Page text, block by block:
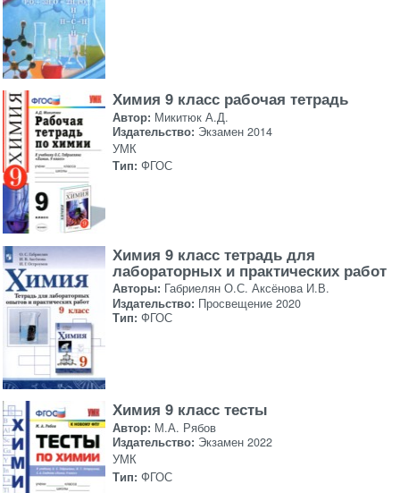
Химия 9 класс рабочая тетрадь
Автор: Микитюк А.Д.
Издательство: Экзамен 2014
УМК
Тип: ФГОС
Химия 9 класс тетрадь для
лабораторных и практических работ
Авторы: Габриелян О.С. Аксёнова И.В.
Издательство: Просвещение 2020
Тип: ФГОС
Химия 9 класс тесты
Автор: М.А. Рябов
Издательство: Экзамен 2022
УМК
Тип: ФГОС